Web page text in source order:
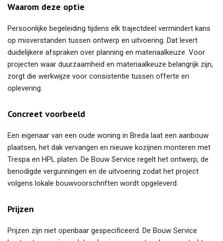
Waarom deze optie
Persoonlijke begeleiding tijdens elk trajectdeel vermindert kans
op misverstanden tussen ontwerp en uitvoering. Dat levert
duidelijkere afspraken over planning en materiaalkeuze. Voor
projecten waar duurzaamheid en materiaalkeuze belangrijk zijn,
zorgt die werkwijze voor consistentie tussen offerte en
oplevering.
Concreet voorbeeld
Een eigenaar van een oude woning in Breda laat een aanbouw
plaatsen, het dak vervangen en nieuwe kozijnen monteren met
Trespa en HPL platen. De Bouw Service regelt het ontwerp, de
benodigde vergunningen en de uitvoering zodat het project
volgens lokale bouwvoorschriften wordt opgeleverd.
Prijzen
Prijzen zijn niet openbaar gespecificeerd. De Bouw Service